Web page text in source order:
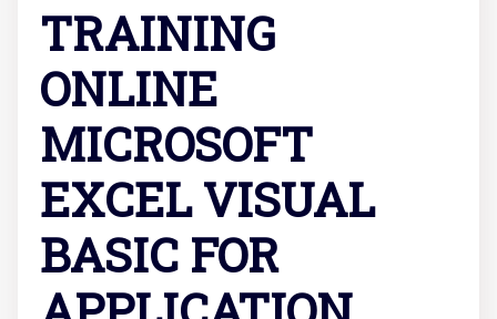
TRAINING
ONLINE
MICROSOFT
EXCEL VISUAL
BASIC FOR